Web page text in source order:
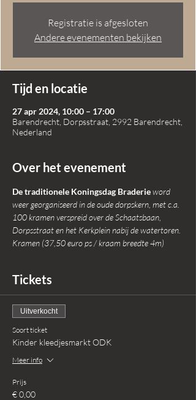
Registratie is afgesloten
Andere evenementen bekijken
Tijd en locatie
27 apr 2024, 10:00 – 17:00
Barendrecht, Dorpsstraat, 2992 Barendrecht,
Nederland
Over het evenement
De traditionele Koningsdag Braderie word
weer georganiseerd in de oude dorpskern, met c.a.
100 kramen verspreid over de Schaatsbaan,
Dorpsstraat en het Kerkplein nabij de watertoren.
Kramen (37,50 euro ps / kraam breedte 4m)
Tickets
Uitverkocht
Soort ticket
Kinder kleedjesmarkt ODK
Meer info
Prijs
€ 0,00